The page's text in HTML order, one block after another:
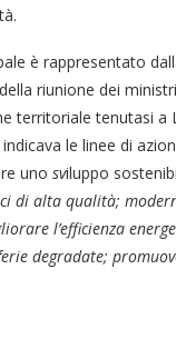
è rappresentato
riunione dei
territoriale tenutasi a
le linee di
uno sviluppo
di alta qualità;
l’efficienza
degradate;